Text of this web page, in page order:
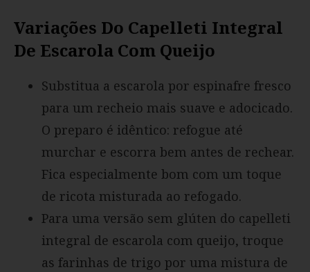
Variações Do Capelleti Integral
De Escarola Com Queijo
Substitua a escarola por espinafre fresco
para um recheio mais suave e adocicado.
O preparo é idêntico: refogue até
murchar e escorra bem antes de rechear.
Fica especialmente bom com um toque
de ricota misturada ao refogado.
Para uma versão sem glúten do capelleti
integral de escarola com queijo, troque
as farinhas de trigo por uma mistura de